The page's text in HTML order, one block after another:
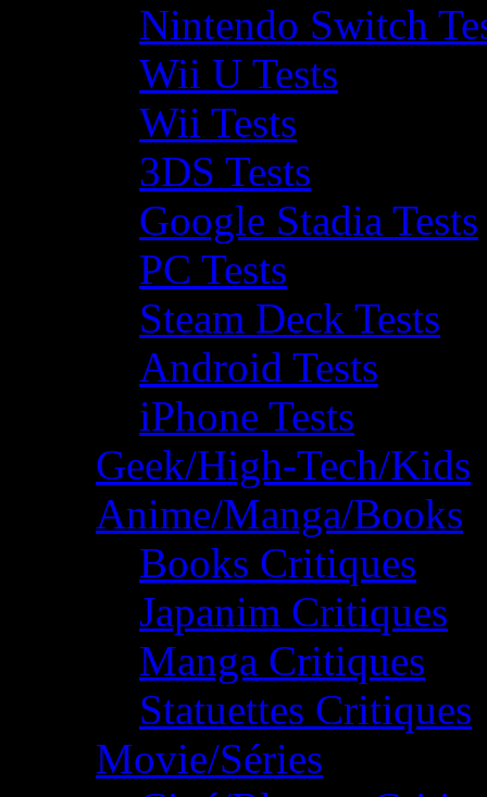
Nintendo Switch
Wii U Tests
Wii Tests
3DS Tests
Google Stadia Tests
PC Tests
Steam Deck Tests
Android Tests
iPhone Tests
Geek/High-Tech/Kids
Anime/Manga/Books
Books Critiques
Japanim Critiques
Manga Critiques
Statuettes Critiques
Movie/Séries